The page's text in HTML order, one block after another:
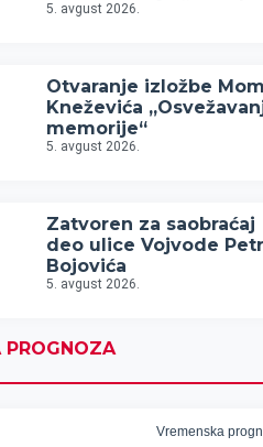
5. avgust 2026.
Otvaranje izložbe
Kneževića
memorije“
5. avgust 2026.
Zatvoren za saobraćaj
deo ulice Vojvode
Bojovića
5. avgust 2026.
PROGNOZA